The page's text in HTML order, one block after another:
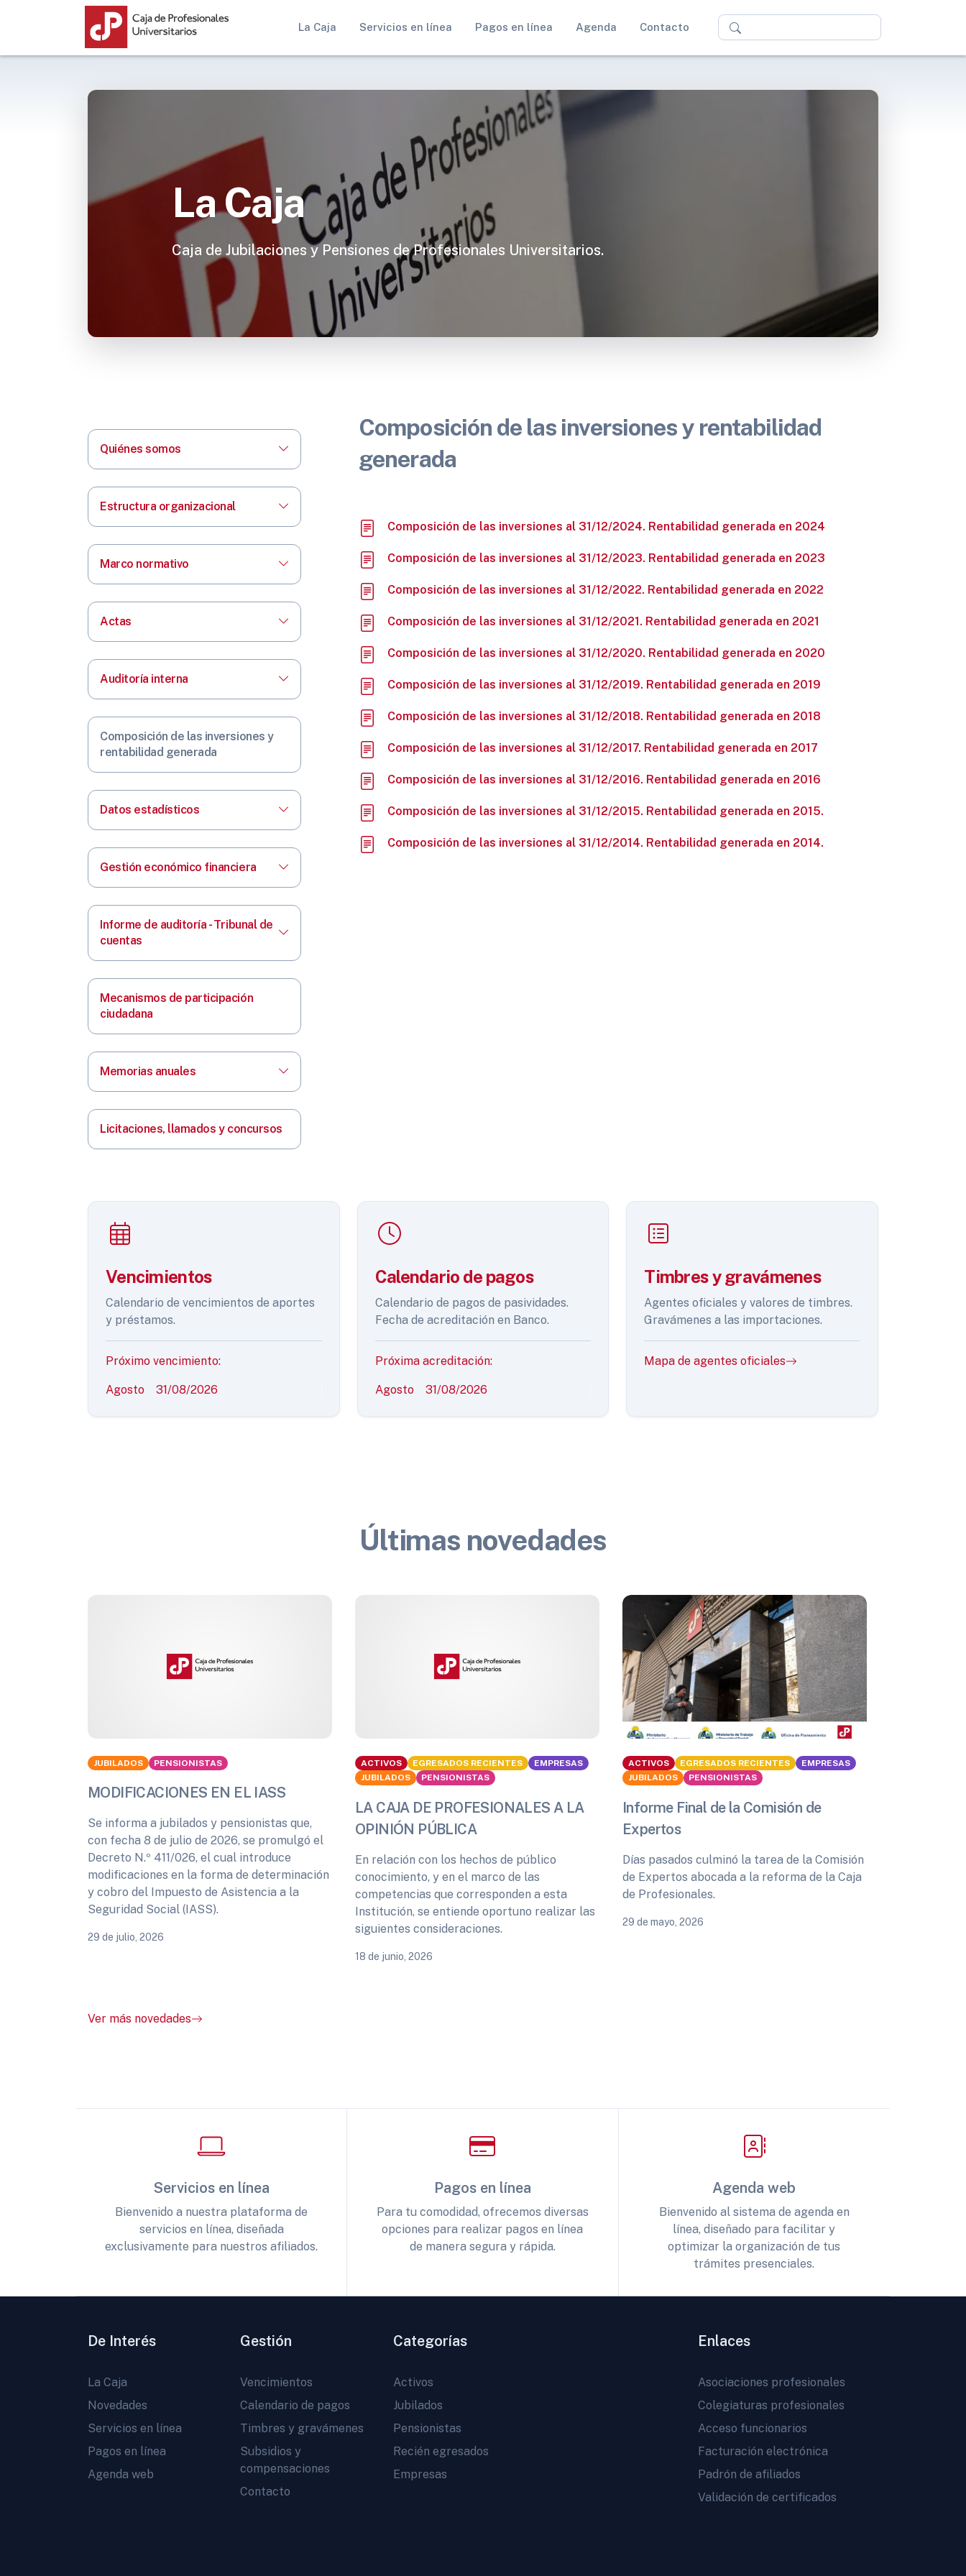
La Caja Servicios en línea Pagos en línea Agenda Contacto
Buscar
La Caja
Caja de Jubilaciones y Pensiones de Profesionales Universitarios.
Quiénes somos
Estructura organizacional
Marco normativo
Actas
Auditoría interna
Composición de las inversiones y
rentabilidad generada
Datos estadísticos
Gestión económico financiera
Informe de auditoría - Tribunal de
cuentas
Mecanismos de participación
ciudadana
Memorias anuales
Licitaciones, llamados y concursos
Composición de las inversiones y rentabilidad
generada
Composición de las inversiones al 31/12/2024. Rentabilidad generada en 2024
Composición de las inversiones al 31/12/2023. Rentabilidad generada en 2023
Composición de las inversiones al 31/12/2022. Rentabilidad generada en 2022
Composición de las inversiones al 31/12/2021. Rentabilidad generada en 2021
Composición de las inversiones al 31/12/2020. Rentabilidad generada en 2020
Composición de las inversiones al 31/12/2019. Rentabilidad generada en 2019
Composición de las inversiones al 31/12/2018. Rentabilidad generada en 2018
Composición de las inversiones al 31/12/2017. Rentabilidad generada en 2017
Composición de las inversiones al 31/12/2016. Rentabilidad generada en 2016
Composición de las inversiones al 31/12/2015. Rentabilidad generada en 2015.
Composición de las inversiones al 31/12/2014. Rentabilidad generada en 2014.
Vencimientos
Calendario de vencimientos de aportes
y préstamos.
Próximo vencimiento:
Agosto 31/08/2026
Calendario de pagos
Calendario de pagos de pasividades.
Fecha de acreditación en Banco.
Próxima acreditación:
Agosto 31/08/2026
Timbres y gravámenes
Agentes oficiales y valores de timbres.
Gravámenes a las importaciones.
Mapa de agentes oficiales
Últimas novedades
JUBILADOS PENSIONISTAS
MODIFICACIONES EN EL IASS
Se informa a jubilados y pensionistas que,
con fecha 8 de julio de 2026, se promulgó el
Decreto N.º 411/026, el cual introduce
modificaciones en la forma de determinación
y cobro del Impuesto de Asistencia a la
Seguridad Social (IASS).
29 de julio, 2026
ACTIVOS EGRESADOS RECIENTES
EMPRESAS
JUBILADOS
PENSIONISTAS
LA CAJA DE PROFESIONALES A LA
OPINIÓN PÚBLICA
En relación con los hechos de público
conocimiento, y en el marco de las
competencias que corresponden a esta
Institución, se entiende oportuno realizar las
siguientes consideraciones.
18 de junio, 2026
ACTIVOS EGRESADOS RECIENTES
EMPRESAS
JUBILADOS
PENSIONISTAS
Informe Final de la Comisión de
Expertos
Días pasados culminó la tarea de la Comisión
de Expertos abocada a la reforma de la Caja
de Profesionales.
29 de mayo, 2026
Ver más novedades
Servicios en línea
Bienvenido a nuestra plataforma de
servicios en línea, diseñada
exclusivamente para nuestros afiliados.
Pagos en línea
Para tu comodidad, ofrecemos diversas
opciones para realizar pagos en línea
de manera segura y rápida.
Agenda web
Bienvenido al sistema de agenda en
línea, diseñado para facilitar y
optimizar la organización de tus
trámites presenciales.
De Interés
La Caja
Novedades
Servicios en línea
Pagos en línea
Agenda web
Gestión
Vencimientos
Calendario de pagos
Timbres y gravámenes
Subsidios y
compensaciones
Contacto
Categorías
Activos
Jubilados
Pensionistas
Recién egresados
Empresas
Enlaces
Asociaciones profesionales
Colegiaturas profesionales
Acceso funcionarios
Facturación electrónica
Padrón de afiliados
Validación de certificados